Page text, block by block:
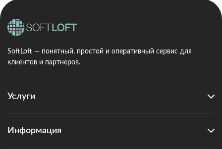
SoftLoft — понятный, простой и оперативный сервис для
клиентов и партнеров.
Услуги
Информация